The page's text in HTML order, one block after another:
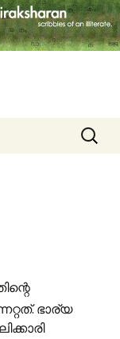
issues,
Search
for:
ഭാര്യ